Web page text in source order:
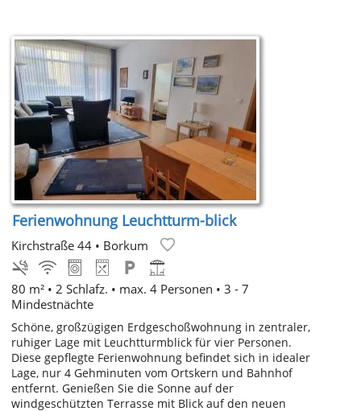
Ferienwohnung Leuchtturm-blick
Kirchstraße 44 • Borkum
80 m² • 2 Schlafz. • max. 4 Personen • 3 - 7
Mindestnächte
Schöne, großzügigen Erdgeschoßwohnung in zentraler,
ruhiger Lage mit Leuchtturmblick für vier Personen.
Diese gepflegte Ferienwohnung befindet sich in idealer
Lage, nur 4 Gehminuten vom Ortskern und Bahnhof
entfernt. Genießen Sie die Sonne auf der
windgeschützten Terrasse mit Blick auf den neuen